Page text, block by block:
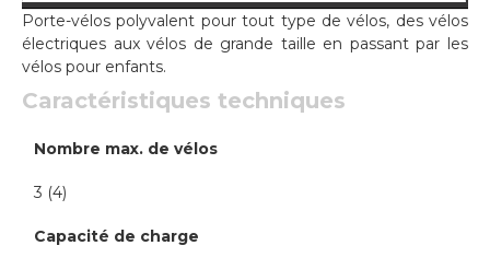
Porte-vélos polyvalent pour tout type de vélos, des vélos
électriques aux vélos de grande taille en passant par les
vélos pour enfants.
Caractéristiques techniques
Nombre max. de vélos
3 (4)
Capacité de charge